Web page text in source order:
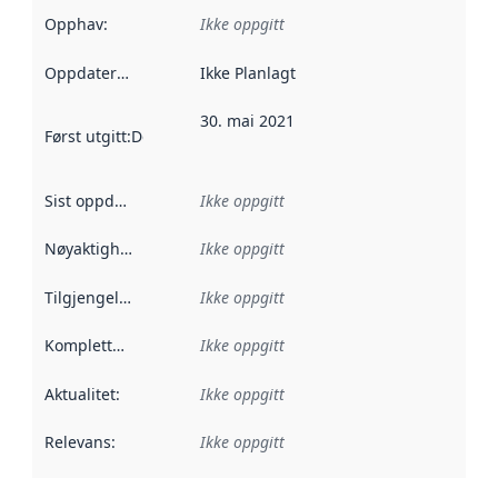
Opphav: Ikke oppgitt
Oppdateringsfrekvens :
Ikke Planlagt
Først utgitt:Denne datoen sier når dataene i dette
30. mai 2021
Sist oppdatert Ikke oppgitt
Nøyaktighet Ikke oppgitt
Tilgjengelighet Ikke oppgitt
Kompletthet Ikke oppgitt
Aktualitet: Ikke oppgitt
Relevans: Ikke oppgitt